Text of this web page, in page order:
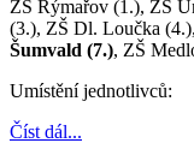
ZŠ Rýmařov (1.), ZŠ
(3.), ZŠ Dl. Loučka
Šumvald (7.), ZŠ
Umístění jednotlivců:
Číst dál...